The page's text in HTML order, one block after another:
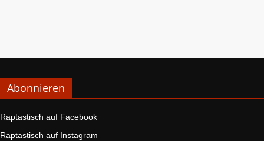
Abonnieren
Raptastisch auf Facebook
Raptastisch auf Instagram